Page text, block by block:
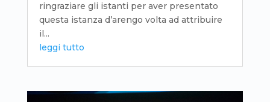
ringraziare gli istanti per aver presentato
questa istanza d’arengo volta ad attribuire
il...
leggi tutto